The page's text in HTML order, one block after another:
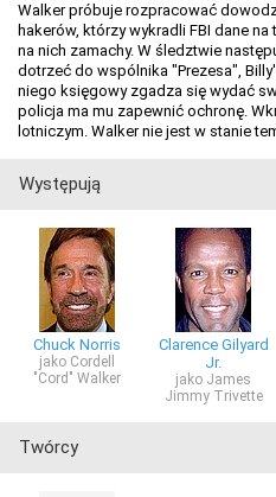
Walker próbuje rozpracować
hakerów, którzy wykradli FBI dane
na nich zamachy. W śledztwie
dotrzeć do wspólnika "Prezesa",
niego księgowy zgadza się wydać
policja ma mu zapewnić ochronę.
lotniczym. Walker nie jest w stanie
Występują
Chuck Norris
jako Cordell
"Cord" Walker
Clarence Gilyard
Jr.
jako James
Jimmy Trivette
Twórcy